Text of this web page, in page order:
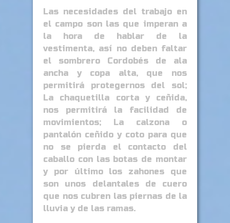
Las necesidades del trabajo en
el campo son las que imperan a
la hora de hablar de la
vestimenta, así no deben faltar
el sombrero Cordobés de ala
ancha y copa alta, que nos
permitirá protegernos del sol;
La chaquetilla corta y ceñida,
nos permitirá la facilidad de
movimientos; La calzona o
pantalón ceñido y coto para que
no se pierda el contacto del
caballo con las botas de montar
y por último los zahones que
son unos delantales de cuero
que nos cubren las piernas de la
lluvia y de las ramas.